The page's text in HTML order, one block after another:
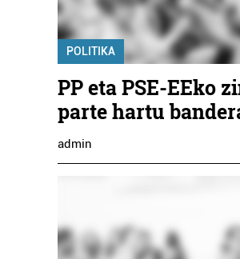
POLITIKA
PP eta PSE-EEko
parte hartu
admin